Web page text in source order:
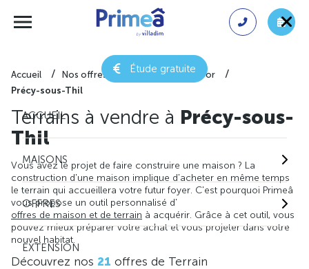
Étude gratuite
ACCUEIL
MAISONS
OFFRES
EXTENSION
Accueil Nos offres de terrain
Côte-d'or
Précy-sous-Thil
Terrains à vendre à Précy-sous-
Thil
Vous avez le projet de faire construire une maison ? La
construction d'une maison implique d'acheter en même temps
le terrain qui accueillera votre futur foyer. C'est pourquoi Primeâ
vous propose un outil personnalisé d'
offres de maison et de terrain à acquérir. Grâce à cet outil, vous
pouvez mieux préparer votre achat et vous projeter dans votre
nouvel habitat.
Découvrez nos 21 offres de Terrain